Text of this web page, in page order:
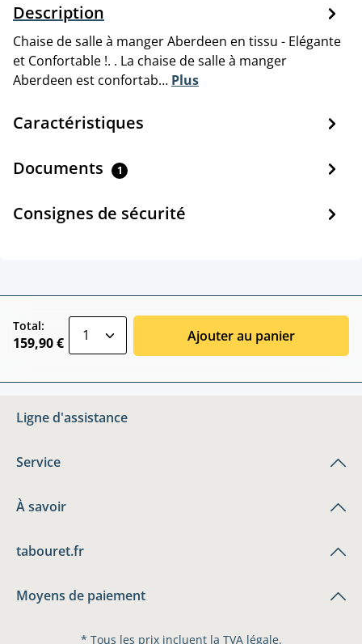
Description
Chaise de salle à manger Aberdeen en tissu - Elégante
et Confortable !. . La chaise de salle à manger
Aberdeen est confortab… Plus
Caractéristiques
Documents 1
Consignes de sécurité
Total:
159,90 € Ajouter au panier
Ligne d'assistance
Service
À savoir
tabouret.fr
Moyens de paiement
* Tous les prix incluent la TVA légale.